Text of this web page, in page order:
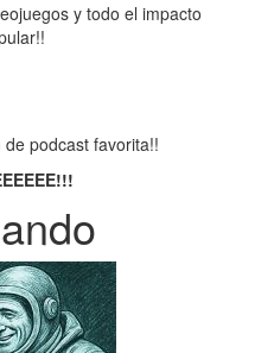
y todo el impacto
podcast favorita!!